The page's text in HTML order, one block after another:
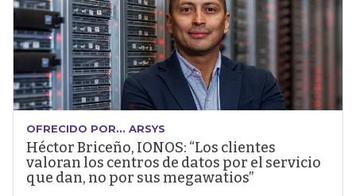
OFRECIDO POR... ARSYS
Héctor Briceño, IONOS: “Los clientes
valoran los centros de datos por el servicio
que dan, no por sus megawatios”